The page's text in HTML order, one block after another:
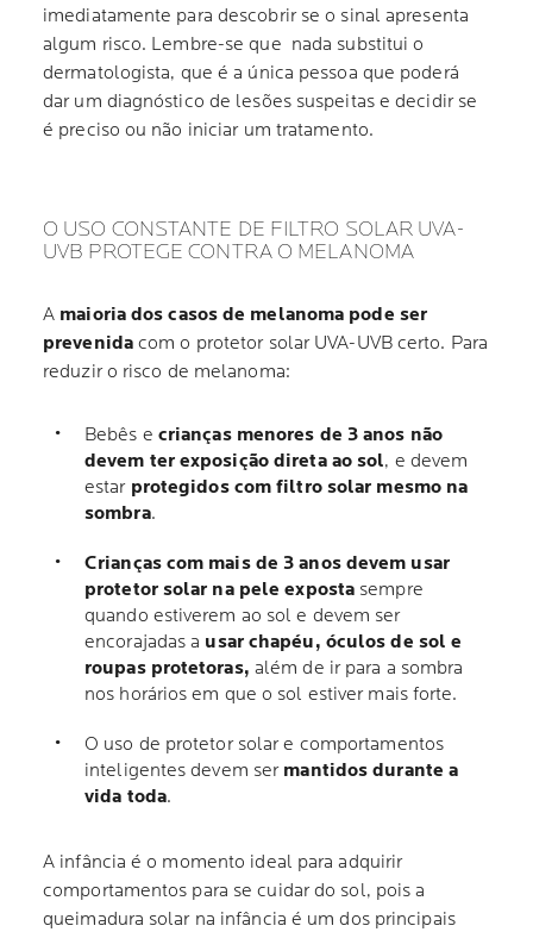
imediatamente para descobrir se o sinal apresenta
algum risco. Lembre-se que nada substitui o
dermatologista, que é a única pessoa que poderá
dar um diagnóstico de lesões suspeitas e decidir se
é preciso ou não iniciar um tratamento.
O USO CONSTANTE DE FILTRO SOLAR UVA-
UVB PROTEGE CONTRA O MELANOMA
A maioria dos casos de melanoma pode ser
prevenidacom o protetor solar UVA-UVB certo. Para
reduzir o risco de melanoma:
Bebês e crianças menores de 3 anos não
devem ter exposição direta ao sol, e devem
estar protegidos com filtro solar mesmo na
sombra.
Crianças com mais de 3 anos devem usar
protetor solar na pele exposta sempre
quando estiverem ao sol e devem ser
encorajadas a usar chapéu, óculos de sol e
roupas protetoras, além de ir para a sombra
nos horários em que o sol estiver mais forte.
O uso de protetor solar e comportamentos
inteligentes devem ser mantidos durante a
vida toda.
A infância é o momento ideal para adquirir
comportamentos para se cuidar do sol, pois a
queimadura solar na infância é um dos principais